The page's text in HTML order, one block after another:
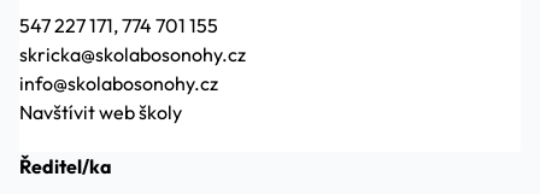
547 227 171, 774 701 155
skricka@skolabosonohy.cz
info@skolabosonohy.cz
Navštívit web školy
Ředitel/ka